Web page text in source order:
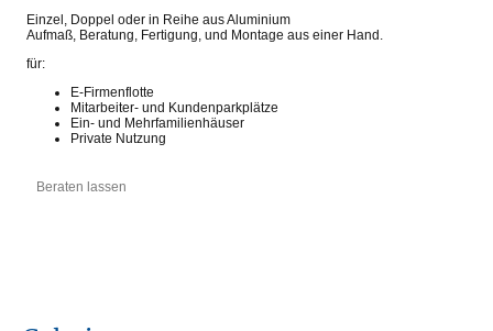
Einzel, Doppel oder in Reihe aus Aluminium
Aufmaß, Beratung, Fertigung, und Montage aus einer Hand.
für:
E-Firmenflotte
Mitarbeiter- und Kundenparkplätze
Ein- und Mehrfamilienhäuser
Private Nutzung
Beraten lassen